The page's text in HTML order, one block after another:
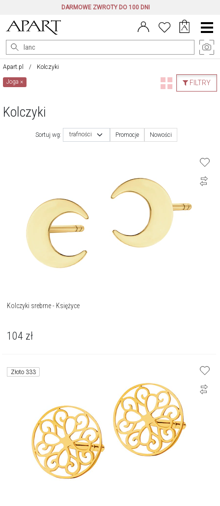
DARMOWE ZWROTY DO 100 DNI
Menu
główne
Apart.pl Kolczyki
FILTRY
Joga×
Kolczyki
Sortuj wg: trafności Promocje Nowości
Kolczyki srebrne - Księżyce
104 zł
Złoto 333